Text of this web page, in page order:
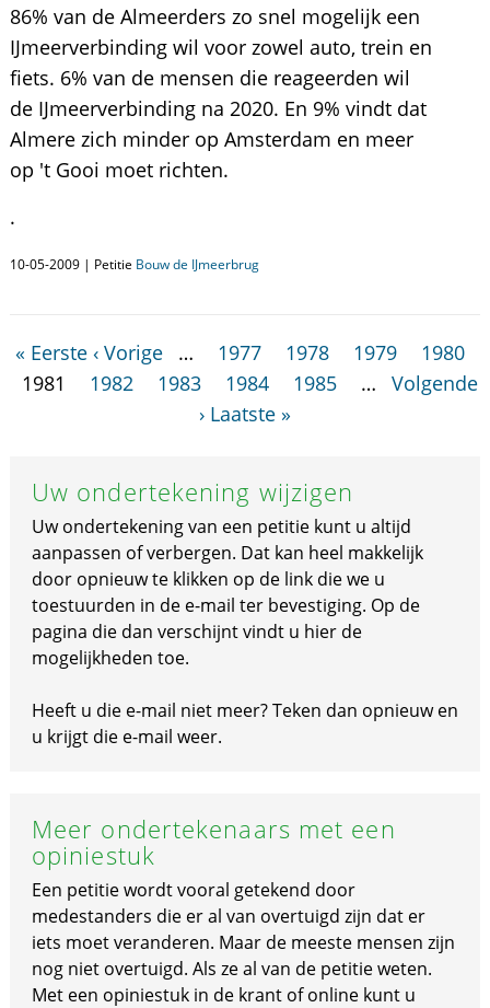
86% van de Almeerders zo snel mogelijk een
IJmeerverbinding wil voor zowel auto, trein en
fiets. 6% van de mensen die reageerden wil
de IJmeerverbinding na 2020. En 9% vindt dat
Almere zich minder op Amsterdam en meer
op 't Gooi moet richten.
.
10-05-2009 | Petitie Bouw de IJmeerbrug
« Eerste ‹ Vorige … 1977 1978 1979
1980
1981
1982 1983 1984 1985 …
Volgende
› Laatste »
Uw ondertekening wijzigen
Uw ondertekening van een petitie kunt u altijd
aanpassen of verbergen. Dat kan heel makkelijk
door opnieuw te klikken op de link die we u
toestuurden in de e-mail ter bevestiging. Op de
pagina die dan verschijnt vindt u hier de
mogelijkheden toe.
Heeft u die e-mail niet meer? Teken dan opnieuw en
u krijgt die e-mail weer.
Meer ondertekenaars met een
opiniestuk
Een petitie wordt vooral getekend door
medestanders die er al van overtuigd zijn dat er
iets moet veranderen. Maar de meeste mensen zijn
nog niet overtuigd. Als ze al van de petitie weten.
Met een opiniestuk in de krant of online kunt u